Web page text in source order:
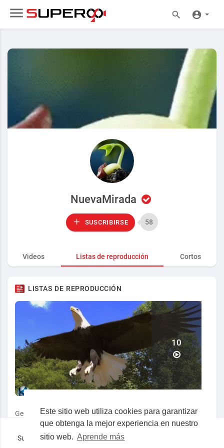
Este sitio web utiliza cookies para garantizar
que obtenga la mejor experiencia en nuestro
sitio web. Aprende más
NuevaMirada
SUSCRIBIRSE 58
Videos Listas de reproducción Cortos
LISTAS DE REPRODUCCIÓN
10
Gea al natural
Superocho la plataforma consciente en español © 2019-2023